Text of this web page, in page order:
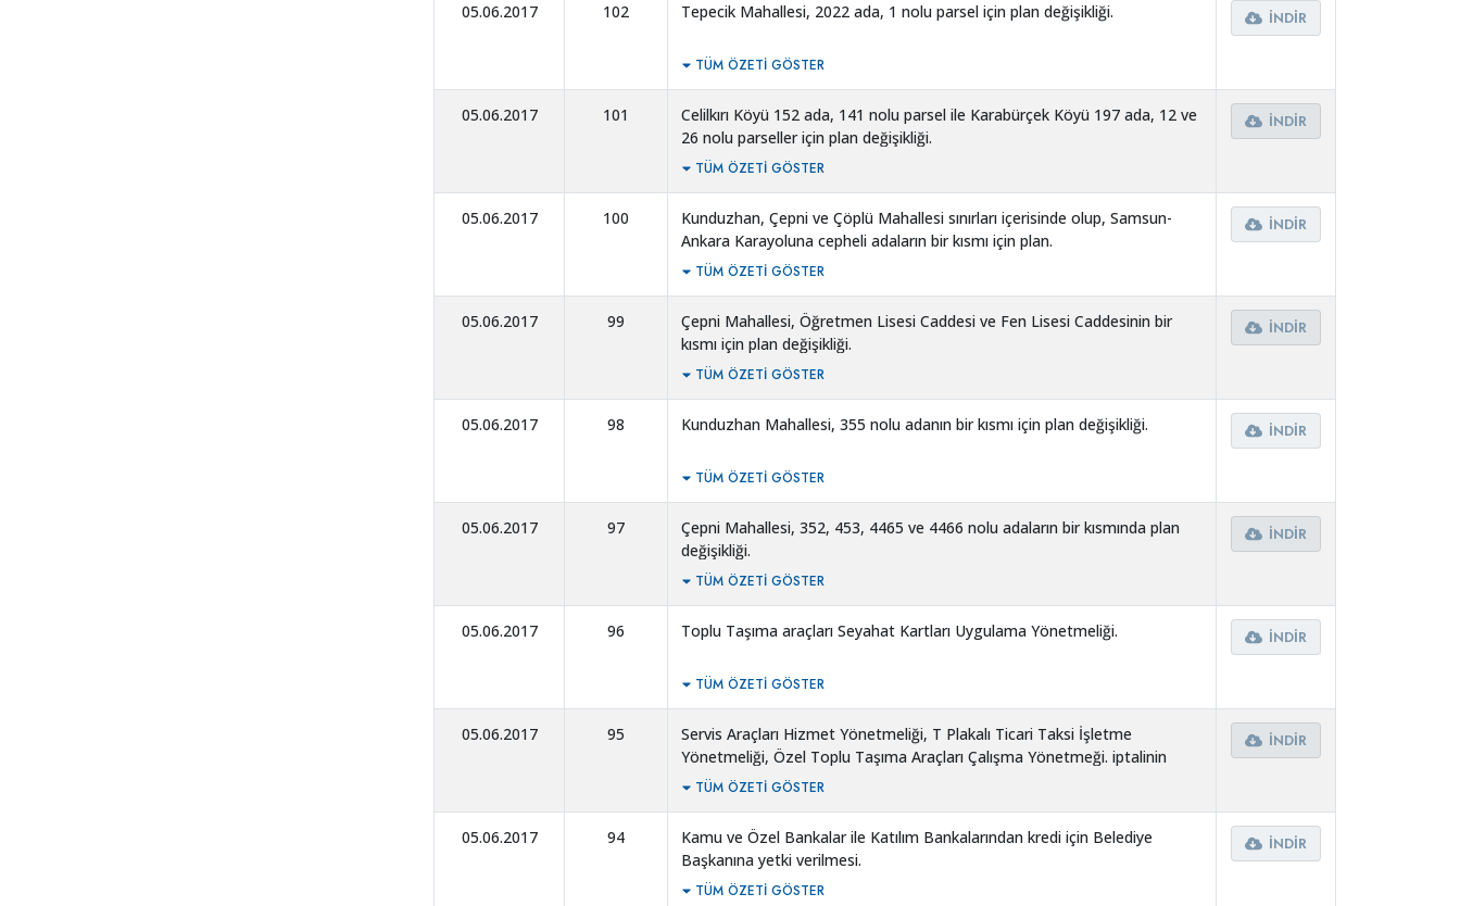
05.06.2017 102 Tepecik Mahallesi, 2022 ada, 1 nolu parsel için plan değişikliği.
TÜM ÖZETI GÖSTER
İNDIR
05.06.2017 101
Celilkırı Köyü 152 ada, 141 nolu parsel ile Karabürçek Köyü 197 ada, 12 ve
26 nolu parseller için plan değişikliği.
TÜM ÖZETI GÖSTER
İNDIR
05.06.2017 100
Kunduzhan, Çepni ve Çöplü Mahallesi sınırları içerisinde olup, Samsun-
Ankara Karayoluna cepheli adaların bir kısmı için plan.
TÜM ÖZETI GÖSTER
İNDIR
05.06.2017 99
Çepni Mahallesi, Öğretmen Lisesi Caddesi ve Fen Lisesi Caddesinin bir
kısmı için plan değişikliği.
TÜM ÖZETI GÖSTER
İNDIR
05.06.2017 98 Kunduzhan Mahallesi, 355 nolu adanın bir kısmı için plan değişikliği.
TÜM ÖZETI GÖSTER
İNDIR
05.06.2017 97
Çepni Mahallesi, 352, 453, 4465 ve 4466 nolu adaların bir kısmında plan
değişikliği.
TÜM ÖZETI GÖSTER
İNDIR
05.06.2017 96 Toplu Taşıma araçları Seyahat Kartları Uygulama Yönetmeliği.
TÜM ÖZETI GÖSTER
İNDIR
05.06.2017 95
Servis Araçları Hizmet Yönetmeliği, T Plakalı Ticari Taksi İşletme
Yönetmeliği, Özel Toplu Taşıma Araçları Çalışma Yönetmeği. iptalinin
gerektiği ve yeni hazırlanan yönetmeliklerin uygulanması.
TÜM ÖZETI GÖSTER
İNDIR
05.06.2017 94
Kamu ve Özel Bankalar ile Katılım Bankalarından kredi için Belediye
Başkanına yetki verilmesi.
TÜM ÖZETI GÖSTER
İNDIR